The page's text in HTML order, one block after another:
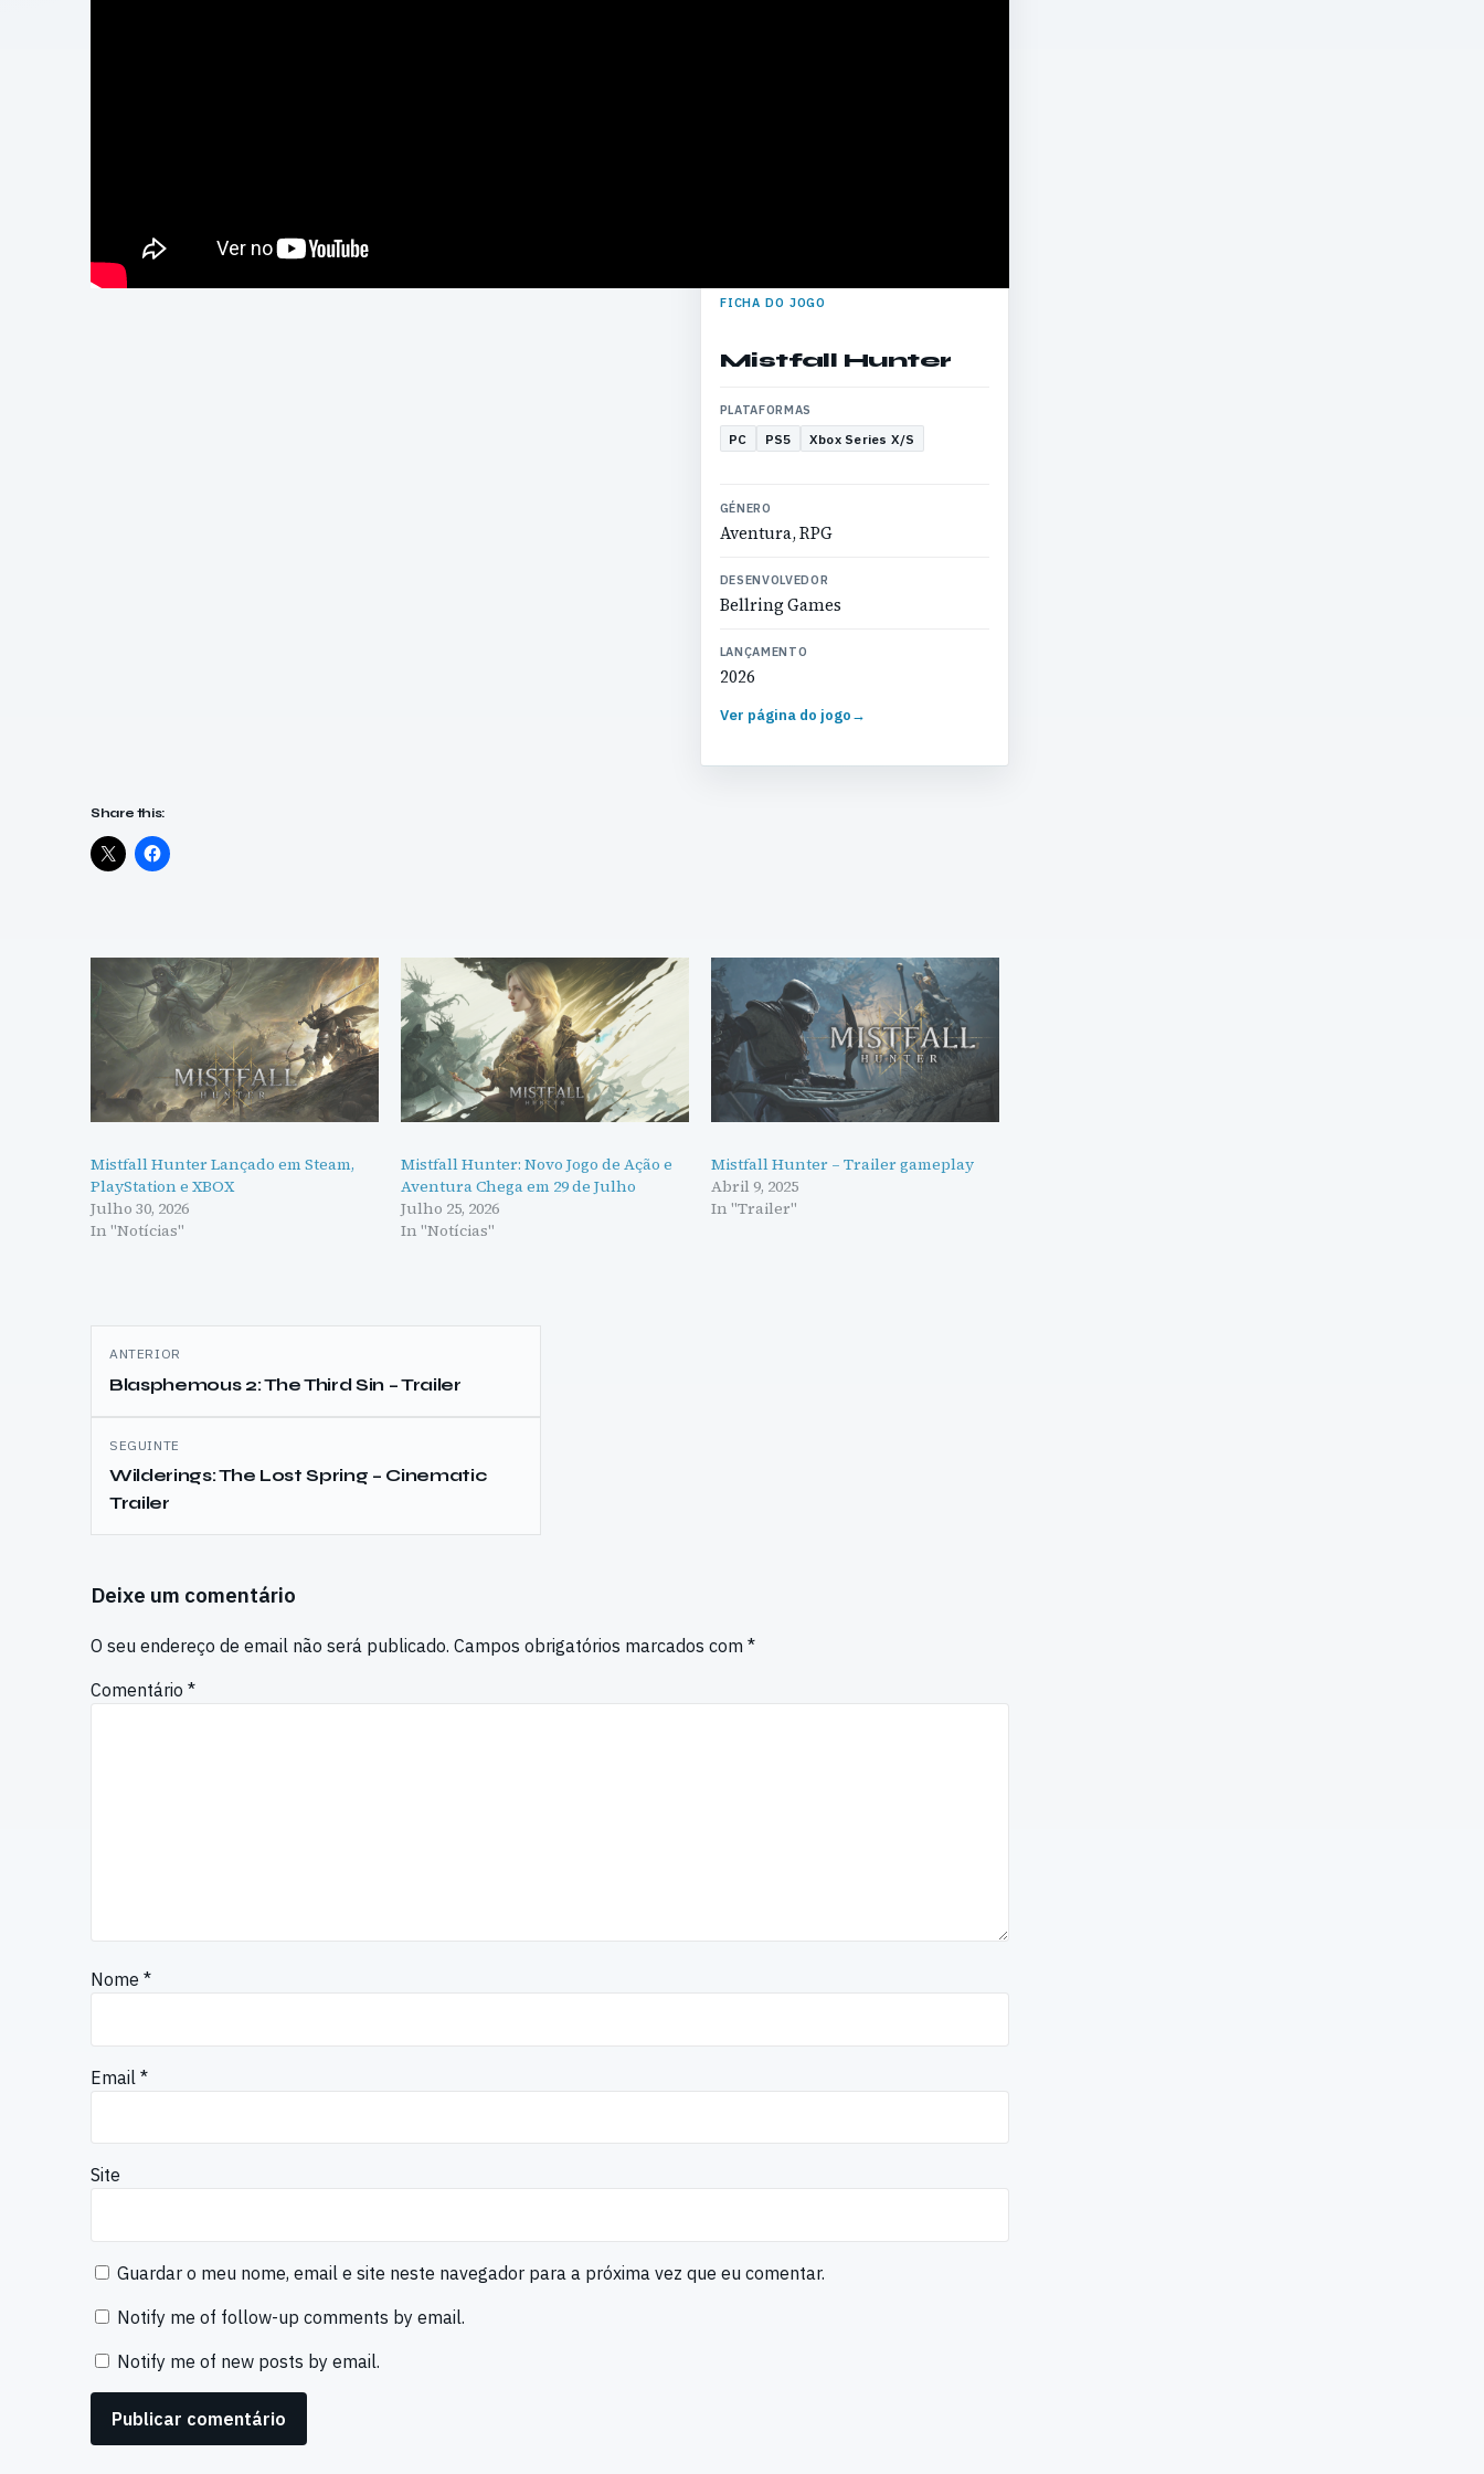
FICHA DO JOGO
Mistfall Hunter
PLATAFORMAS
PC PS5 Xbox Series X/S
GÉNERO
Aventura, RPG
DESENVOLVEDOR
Bellring Games
LANÇAMENTO
2026
Ver página do jogo→
Share this:
Mistfall Hunter Lançado em Steam,
PlayStation e XBOX
Julho 30, 2026
In "Notícias"
Mistfall Hunter: Novo Jogo de Ação e
Aventura Chega em 29 de Julho
Julho 25, 2026
In "Notícias"
Mistfall Hunter – Trailer gameplay
Abril 9, 2025
In "Trailer"
Navegação
de
artigos
ANTERIOR
Blasphemous 2: The Third Sin – Trailer
SEGUINTE
Wilderings: The Lost Spring – Cinematic
Trailer
Deixe um comentário
O seu endereço de email não será publicado. Campos obrigatórios marcados com *
Comentário *
Nome *
Email *
Site
Guardar o meu nome, email e site neste navegador para a próxima vez que eu comentar.
Notify me of follow-up comments by email.
Notify me of new posts by email.